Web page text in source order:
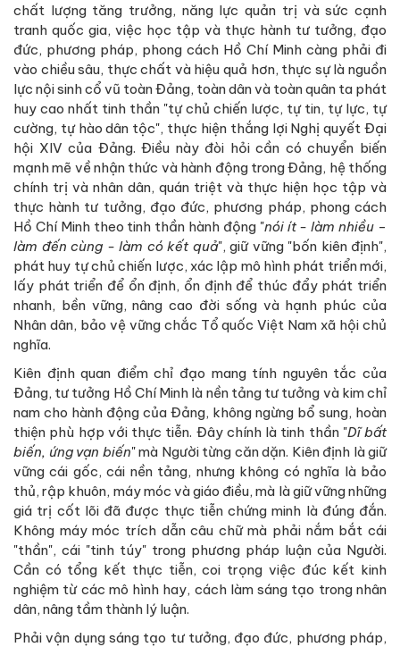
chất lượng tăng trưởng, năng lực quản trị và sức cạnh
tranh quốc gia, việc học tập và thực hành tư tưởng, đạo
đức, phương pháp, phong cách Hồ Chí Minh càng phải đi
vào chiều sâu, thực chất và hiệu quả hơn, thực sự là nguồn
lực nội sinh cổ vũ toàn Đảng, toàn dân và toàn quân ta phát
huy cao nhất tinh thần "tự chủ chiến lược, tự tin, tự lực, tự
cường, tự hào dân tộc", thực hiện thắng lợi Nghị quyết Đại
hội XIV của Đảng. Điều này đòi hỏi cần có chuyển biến
mạnh mẽ về nhận thức và hành động trong Đảng, hệ thống
chính trị và nhân dân, quán triệt và thực hiện học tập và
thực hành tư tưởng, đạo đức, phương pháp, phong cách
Hồ Chí Minh theo tinh thần hành động "nói ít - làm nhiều -
làm đến cùng - làm có kết quả", giữ vững "bốn kiên định",
phát huy tự chủ chiến lược, xác lập mô hình phát triển mới,
lấy phát triển để ổn định, ổn định để thúc đẩy phát triển
nhanh, bền vững, nâng cao đời sống và hạnh phúc của
Nhân dân, bảo vệ vững chắc Tổ quốc Việt Nam xã hội chủ
nghĩa.
Kiên định quan điểm chỉ đạo mang tính nguyên tắc của
Đảng, tư tưởng Hồ Chí Minh là nền tảng tư tưởng và kim chỉ
nam cho hành động của Đảng, không ngừng bổ sung, hoàn
thiện phù hợp với thực tiễn. Đây chính là tinh thần "Dĩ bất
biến, ứng vạn biến" mà Người từng căn dặn. Kiên định là giữ
vững cái gốc, cái nền tảng, nhưng không có nghĩa là bảo
thủ, rập khuôn, máy móc và giáo điều, mà là giữ vững những
giá trị cốt lõi đã được thực tiễn chứng minh là đúng đắn.
Không máy móc trích dẫn câu chữ mà phải nắm bắt cái
"thần", cái "tinh túy" trong phương pháp luận của Người.
Cần có tổng kết thực tiễn, coi trọng việc đúc kết kinh
nghiệm từ các mô hình hay, cách làm sáng tạo trong nhân
dân, nâng tầm thành lý luận.
Phải vận dụng sáng tạo tư tưởng, đạo đức, phương pháp,